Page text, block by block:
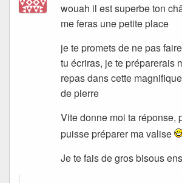
wouah il est superbe ton
me feras une petite place
je te promets de ne pas
tu écriras, je te préparerais
repas dans cette
de pierre
Vite donne moi ta réponse,
puisse préparer ma valise
Je te fais de gros bisous